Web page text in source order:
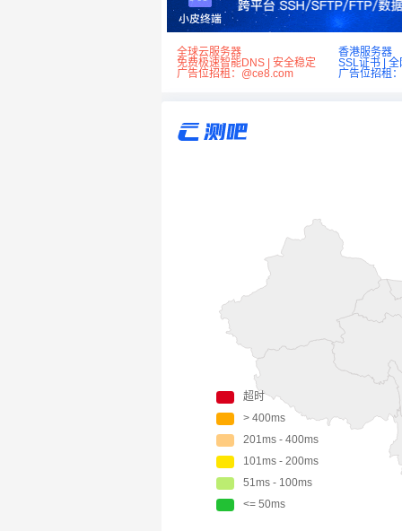
全球云服务器
香港服务器
免费极速智能DNS | 安全稳定
SSL证书 |
广告位招租：@ce8.com
广告位招租